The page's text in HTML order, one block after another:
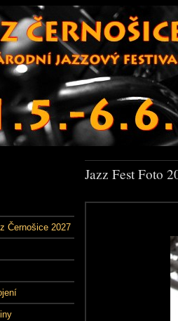
Černošice 2027
Jazz Fest Foto